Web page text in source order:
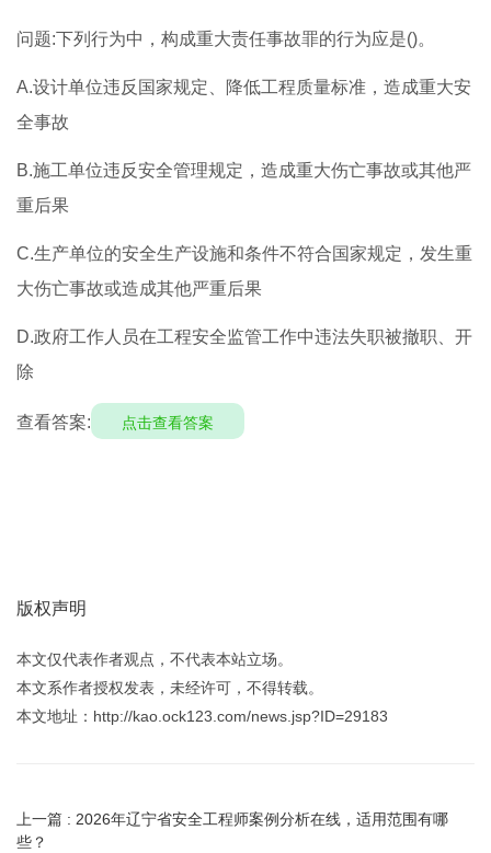
问题:下列行为中，构成重大责任事故罪的行为应是()。
A.设计单位违反国家规定、降低工程质量标准，造成重大安
全事故
B.施工单位违反安全管理规定，造成重大伤亡事故或其他严
重后果
C.生产单位的安全生产设施和条件不符合国家规定，发生重
大伤亡事故或造成其他严重后果
D.政府工作人员在工程安全监管工作中违法失职被撤职、开
除
查看答案: 点击查看答案
版权声明
本文仅代表作者观点，不代表本站立场。
本文系作者授权发表，未经许可，不得转载。
本文地址：http://kao.ock123.com/news.jsp?ID=29183
上一篇 : 2026年辽宁省安全工程师案例分析在线，适用范围有哪
些？